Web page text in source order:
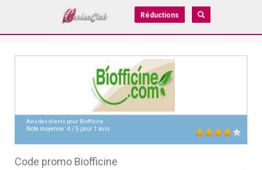
Réductions
Avis des clients pour Biofficine
Note moyenne :4 /5 pour 1 avis
Code promo Biofficine